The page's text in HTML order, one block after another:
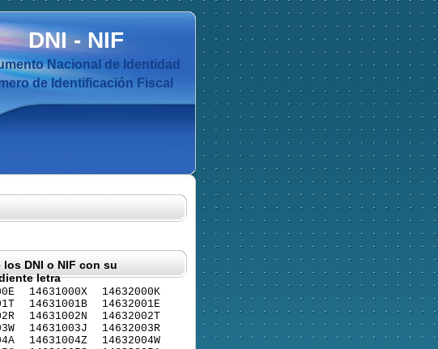
DNI-NIF
Nacional de Identidad
de Identificación Fiscal
DNI o NIF con su
letra
14631000X
14631001B
14631002N
14631003J
14631004Z
14632000K
14632001E
14632002T
14632003R
14632004W